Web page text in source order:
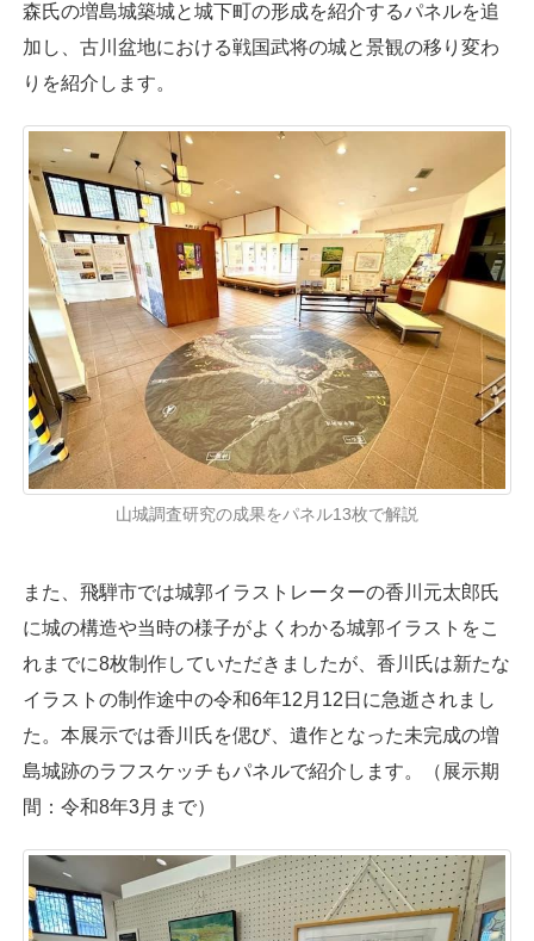
森氏の増島城築城と城下町の形成を紹介するパネルを追
加し、古川盆地における戦国武将の城と景観の移り変わ
りを紹介します。
山城調査研究の成果をパネル13枚で解説
また、飛騨市では城郭イラストレーターの香川元太郎氏
に城の構造や当時の様子がよくわかる城郭イラストをこ
れまでに8枚制作していただきましたが、香川氏は新たな
イラストの制作途中の令和6年12月12日に急逝されまし
た。本展示では香川氏を偲び、遺作となった未完成の増
島城跡のラフスケッチもパネルで紹介します。（展示期
間：令和8年3月まで）